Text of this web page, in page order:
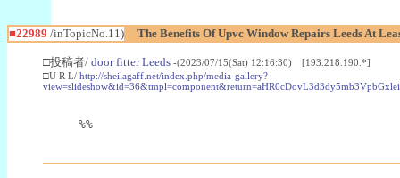
■22989 /inTopicNo.11) The Benefits Of Upvc Window Repairs Leeds At
□投稿者/ door fitter Leeds -(2023/07/15(Sat) 12:16:30) [193.218.190.*]
□U R L/ http://sheilagaff.net/index.php/media-gallery?
%%